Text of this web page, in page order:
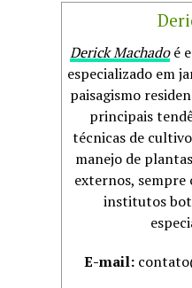
Derick Machadoé
especializado em
paisagismo
principais
técnicas de
manejo de
externos, sempre
institutos
E-mail: